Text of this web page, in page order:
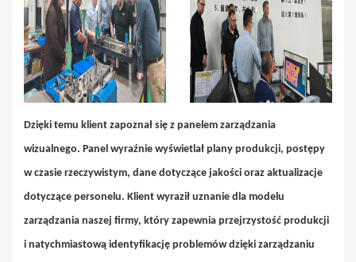
Dzięki temu klient zapoznał się z panelem zarządzania
wizualnego. Panel wyraźnie wyświetlał plany produkcji, postępy
w czasie rzeczywistym, dane dotyczące jakości oraz aktualizacje
dotyczące personelu. Klient wyraził uznanie dla modelu
zarządzania naszej firmy, który zapewnia przejrzystość produkcji
i natychmiastową identyfikację problemów dzięki zarządzaniu